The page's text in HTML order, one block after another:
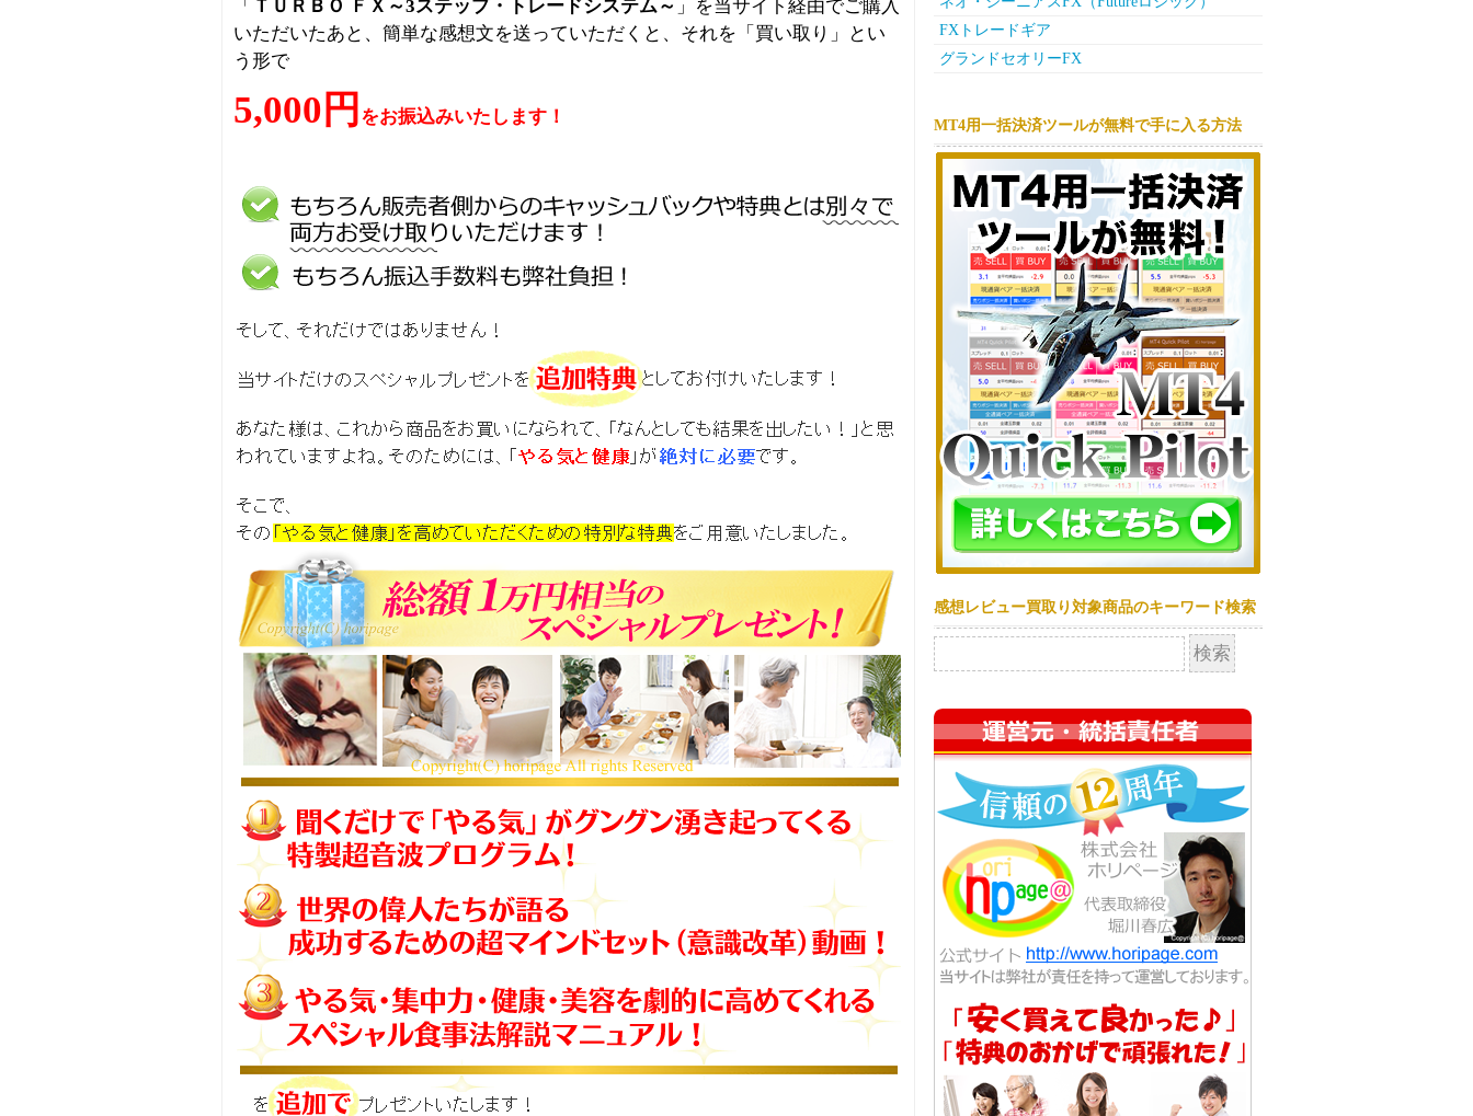
「 ＴＵＲＢＯ ＦＸ～3ステップ・トレードシステム～ 」を当サイト経由でご購入
いただいたあと、簡単な感想文を送っていただくと、それを「買い取り」とい
う形で
5,000円 をお振込みいたします！
FXトレードギア
グランドセオリーFX
MT4用一括決済ツールが無料で手に入る方法
感想レビュー買取り対象商品のキーワード検索
検索: